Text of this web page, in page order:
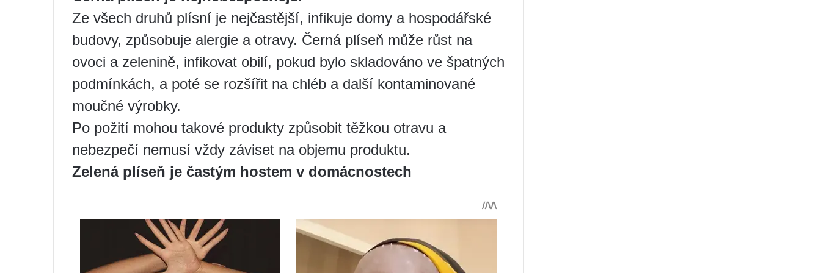
Ze všech druhů plísní je nejčastější, infikuje domy a hospodářské
budovy, způsobuje alergie a otravy. Černá plíseň může růst na
ovoci a zelenině, infikovat obilí, pokud bylo skladováno ve špatných
podmínkách, a poté se rozšířit na chléb a další kontaminované
moučné výrobky.
Po požití mohou takové produkty způsobit těžkou otravu a
nebezpečí nemusí vždy záviset na objemu produktu.
Zelená plíseň je častým hostem v domácnostech